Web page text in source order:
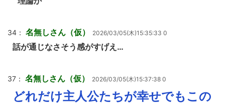
34： 名無しさん（仮） 2026/03/05(木)15:35:33 0
話が通じなさそう感がすげえ…
37： 名無しさん（仮） 2026/03/05(木)15:37:38 0
どれだけ主人公たちが幸せでもこの